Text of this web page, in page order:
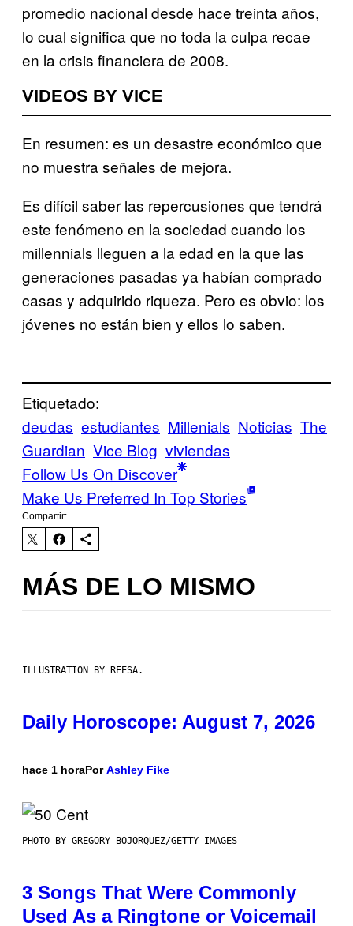
promedio nacional desde hace treinta años,
lo cual significa que no toda la culpa recae
en la crisis financiera de 2008.
VIDEOS BY VICE
En resumen: es un desastre económico que
no muestra señales de mejora.
Es difícil saber las repercusiones que tendrá
este fenómeno en la sociedad cuando los
millennials lleguen a la edad en la que las
generaciones pasadas ya habían comprado
casas y adquirido riqueza. Pero es obvio: los
jóvenes no están bien y ellos lo saben.
Etiquetado:
deudas estudiantes Millenials Noticias The
Guardian Vice Blog viviendas
Follow Us On Discover
Make Us Preferred In Top Stories
Compartir:
MÁS DE LO MISMO
ILLUSTRATION BY REESA.
Daily Horoscope: August 7, 2026
hace 1 horaPorAshley Fike
PHOTO BY GREGORY BOJORQUEZ/GETTY IMAGES
3 Songs That Were Commonly
Used As a Ringtone or Voicemail